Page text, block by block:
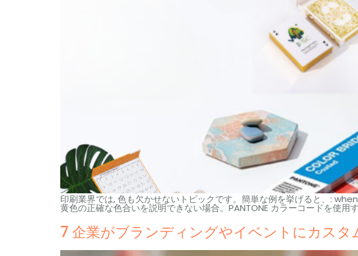
印刷業界では, 色も欠かせないトピックです。簡単な例を挙げると、:
黄色の正確な色合いを説明できない場合。PANTONE カラーコードを使
7 企業がブランディングやイベントにカスタ